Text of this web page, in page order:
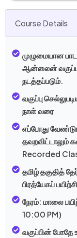
Course Details
முழுமையான
ஆன்லைன்
நடத்தப்படும்.
வகுப்பு
நாள் வரை
எப்போது
தவறவிட்டாலும்
Recorded
தமிழ் தகுதித்
பிரத்யேகப்
நேரம்: மாலை
10:00 PM)
வகுப்பின் போதே